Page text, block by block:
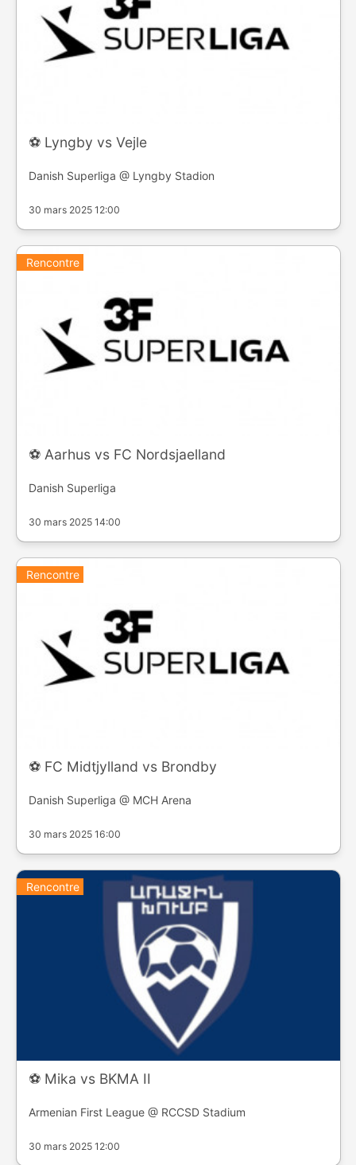
⚽️ Lyngby vs Vejle
Danish Superliga @ Lyngby Stadion
30 mars 2025 12:00
Rencontre
⚽️ Aarhus vs FC Nordsjaelland
Danish Superliga
30 mars 2025 14:00
Rencontre
⚽️ FC Midtjylland vs Brondby
Danish Superliga @ MCH Arena
30 mars 2025 16:00
Rencontre
⚽️ Mika vs BKMA II
Armenian First League @ RCCSD Stadium
30 mars 2025 12:00